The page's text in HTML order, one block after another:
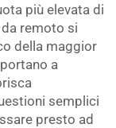
più elevata di
remoto si
della maggior
a
semplici
presto ad